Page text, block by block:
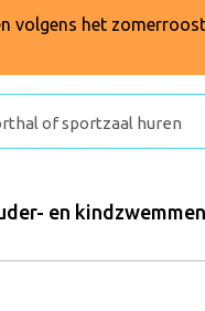
het
of sportzaal huren
en kindzwemmen